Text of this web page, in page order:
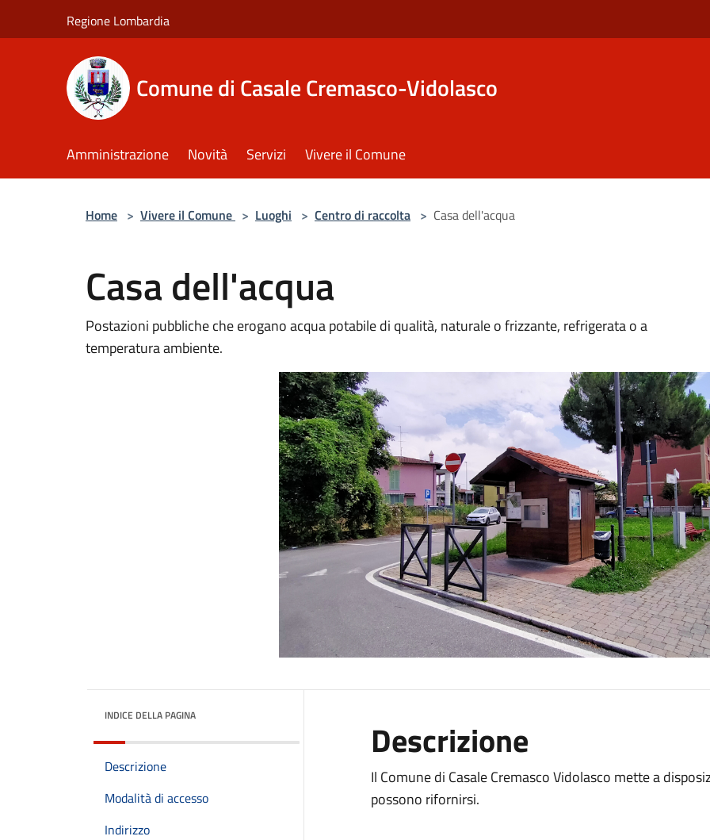
Regione Lombardia
Comune di Casale Cremasco-Vidolasco
Amministrazione Novità Servizi Vivere il Comune
Home > Vivere il Comune > Luoghi > Centro di raccolta > Casa dell'acqua
Casa dell'acqua
Postazioni pubbliche che erogano acqua potabile di qualità, naturale o frizzante, refrigerata o a
temperatura ambiente.
INDICE DELLA PAGINA
Descrizione
Modalità di accesso
Indirizzo
Descrizione
Il Comune di Casale Cremasco Vidolasco mette a
possono rifornirsi.